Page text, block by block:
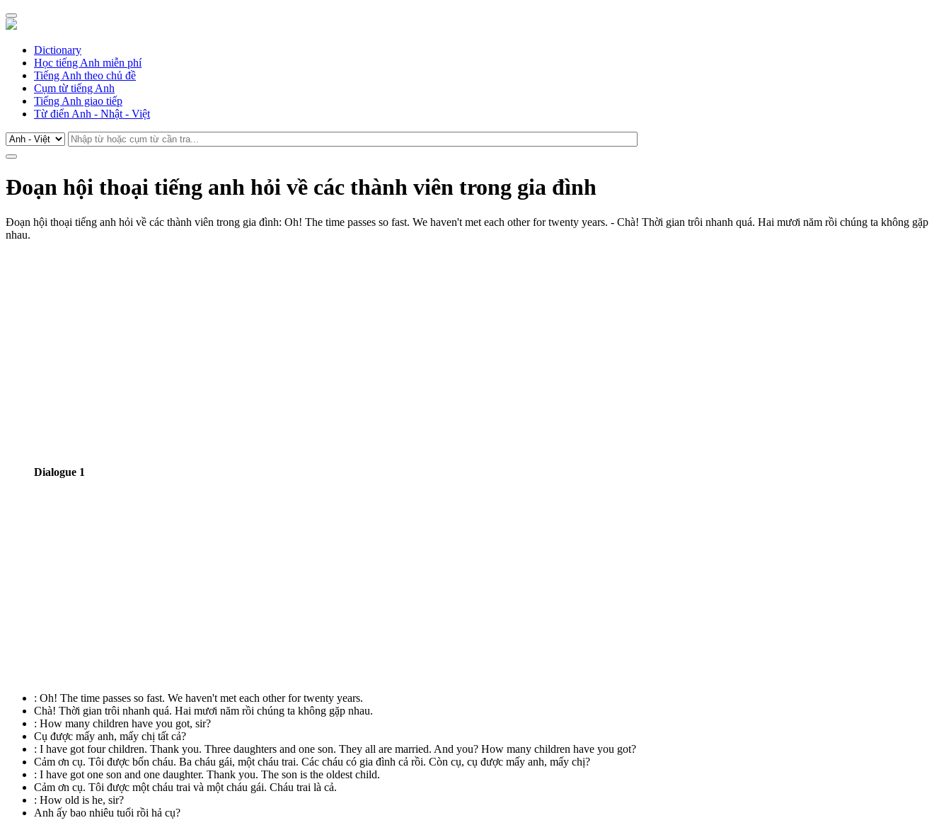
Dictionary
Học tiếng Anh miễn phí
Tiếng Anh theo chủ đề
Cụm từ tiếng Anh
Tiếng Anh giao tiếp
Từ điển Anh - Nhật - Việt
Đoạn hội thoại tiếng anh hỏi về các thành viên trong gia đình
Đoạn hội thoại tiếng anh hỏi về các thành viên trong gia đình: Oh! The time passes so fast. We haven't met each other for twenty years. - Chà! Thời gian trôi nhanh quá. Hai mươi năm rồi chúng ta không gặp
nhau.
Dialogue 1
: Oh! The time passes so fast. We haven't met each other for twenty years.
Chà! Thời gian trôi nhanh quá. Hai mươi năm rồi chúng ta không gặp nhau.
: How many children have you got, sir?
Cụ được mấy anh, mấy chị tất cả?
: I have got four children. Thank you. Three daughters and one son. They all are married. And you? How many children have you got?
Cảm ơn cụ. Tôi được bốn cháu. Ba cháu gái, một cháu trai. Các cháu có gia đình cả rồi. Còn cụ, cụ được mấy anh, mấy chị?
: I have got one son and one daughter. Thank you. The son is the oldest child.
Cảm ơn cụ. Tôi được một cháu trai và một cháu gái. Cháu trai là cả.
: How old is he, sir?
Anh ấy bao nhiêu tuổi rồi hả cụ?